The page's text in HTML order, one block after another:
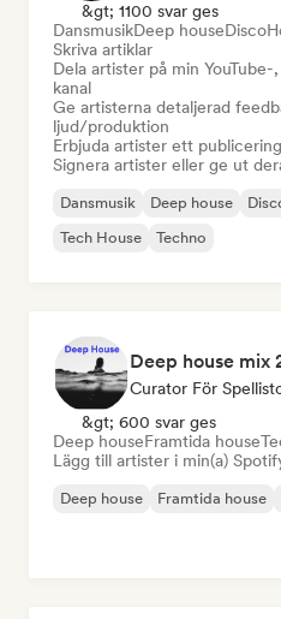
&gt; 1100 svar ges
DansmusikDeep houseDisco
Skriva artiklar
Dela artister på min
kanal
Ge artisterna detaljerad
ljud/produktion
Erbjuda artister ett
Signera artister eller ge ut
Dansmusik Deep house
Tech House
Techno
Deep house mix
Curator För
&gt; 600 svar ges
Deep houseFramtida house
Lägg till artister i min(a)
Deep house Framtida house